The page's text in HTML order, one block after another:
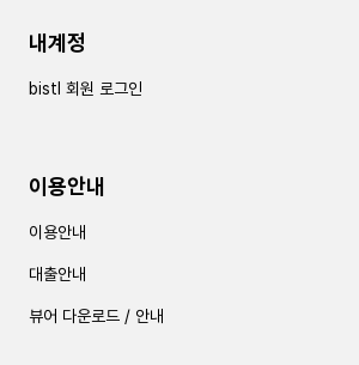
내계정
bistl 회원 로그인
이용안내
이용안내
대출안내
뷰어 다운로드 / 안내